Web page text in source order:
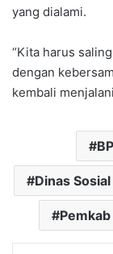
yang dialami.
“Kita harus
dengan
kembali
Dinas